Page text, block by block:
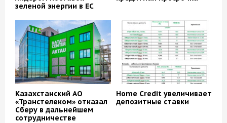
зеленой энергии в ЕС
Казахстанский АО
«Транстелеком» отказал
Сберу в дальнейшем
сотрудничестве
Home Credit увеличивает
депозитные ставки